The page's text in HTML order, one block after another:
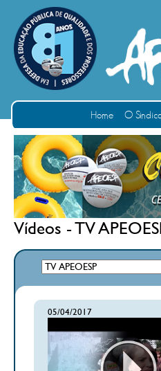
Home O
Vídeos - TV
05/04/2017